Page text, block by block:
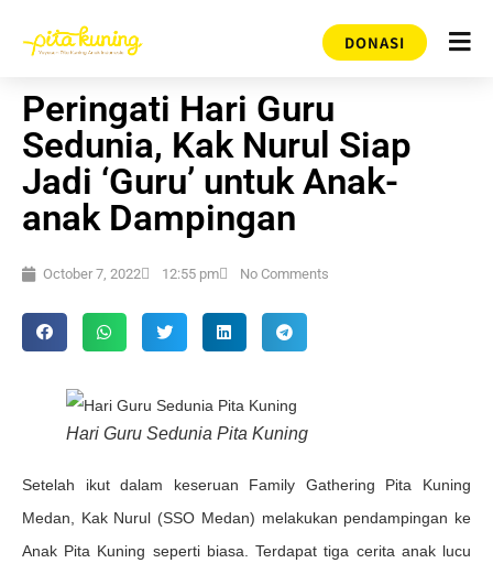
DONASI
Peringati Hari Guru
Sedunia, Kak Nurul Siap
Jadi ‘Guru’ untuk Anak-
anak Dampingan
October 7, 2022 12:55 pm No Comments
Hari Guru Sedunia Pita Kuning
Setelah ikut dalam keseruan Family Gathering Pita Kuning
Medan, Kak Nurul (SSO Medan) melakukan pendampingan ke
Anak Pita Kuning seperti biasa. Terdapat tiga cerita anak lucu